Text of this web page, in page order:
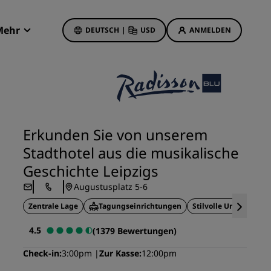
DEUTSCH | USD ANMELDEN
Hotelangebote
Bonus für die erste Buchung
Deals of the Day
Im Voraus buchen
Unsere Angebote anzeigen
Reisevorschläge
Familienfreundliche Hotels
Erkunden Sie von unserem
Stadthotel aus die musikalische
Geschichte Leipzigs
Augustusplatz 5-6
Zentrale Lage Tagungseinrichtungen Stilvolle Umgebung
4.5
(1379 Bewertungen)
Check-in 3:00pm Zur Kasse 12:00pm